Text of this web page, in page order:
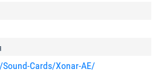
Cards/Xonar-AE/